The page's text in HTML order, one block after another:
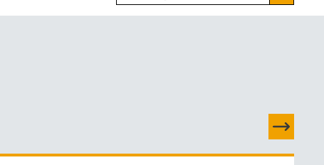
DATEN